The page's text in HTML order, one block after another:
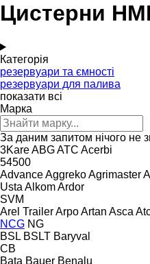
Цистерни
Категорія
резервуари та ємності
резервуари для палива
показати всі
Марка
За даним запитом нічого не
3KareABGATC Acerbi
54500
AdvanceAggrekoAgrimaster
Usta AlkomArdor
SVM
Arel TrailerArpoArtan Asca
NCG NG
BSL BSLT Baryval
CB
Bata Bauer Benalu